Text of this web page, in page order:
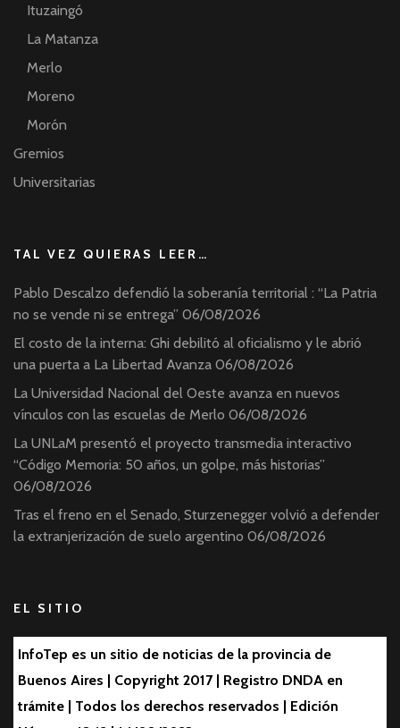
Ituzaingó
La Matanza
Merlo
Moreno
Morón
Gremios
Universitarias
TAL VEZ QUIERAS LEER…
Pablo Descalzo defendió la soberanía territorial : “La Patria
no se vende ni se entrega” 06/08/2026
El costo de la interna: Ghi debilitó al oficialismo y le abrió
una puerta a La Libertad Avanza 06/08/2026
La Universidad Nacional del Oeste avanza en nuevos
vínculos con las escuelas de Merlo 06/08/2026
La UNLaM presentó el proyecto transmedia interactivo
“Código Memoria: 50 años, un golpe, más historias”
06/08/2026
Tras el freno en el Senado, Sturzenegger volvió a defender
la extranjerización de suelo argentino 06/08/2026
EL SITIO
InfoTep es un sitio de noticias de la provincia de
Buenos Aires | Copyright 2017 | Registro DNDA en
trámite | Todos los derechos reservados | Edición